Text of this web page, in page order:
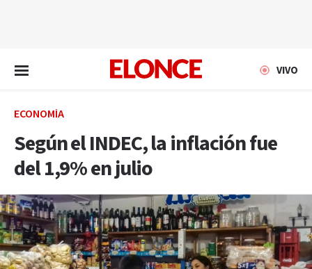
VIVO
ECONOMÍA
Según el INDEC, la inflación fue
del 1,9% en julio